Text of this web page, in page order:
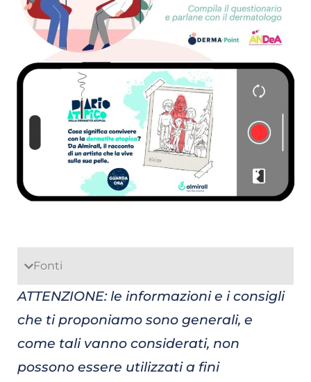
Fonti
ATTENZIONE: le informazioni e i consigli
che ti proponiamo sono generali, e
come tali vanno considerati, non
possono essere utilizzati a fini